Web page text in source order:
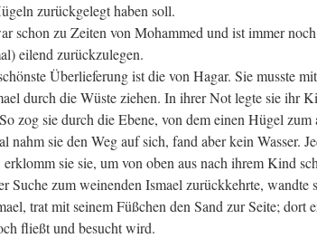
zurückgelegt haben soll.
schon zu Zeiten von Mohammed und ist immer
eilend zurückzulegen.
Überlieferung ist die von Hagar. Sie musste
durch die Wüste ziehen. In ihrer Not legte sie ihr
zog sie durch die Ebene, von dem einen Hügel
nahm sie den Weg auf sich, fand aber kein Wasser.
erklomm sie sie, um von oben aus nach ihrem Kind
Suche zum weinenden Ismael zurückkehrte,
trat mit seinem Füßchen den Sand zur Seite; dort
fließt und besucht wird.